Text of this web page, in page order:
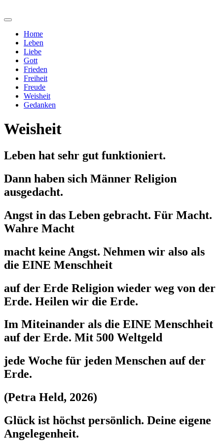
Home
Leben
Liebe
Gott
Frieden
Freiheit
Freude
Weisheit
Gedanken
Weisheit
Leben hat sehr gut funktioniert.
Dann haben sich Männer Religion
ausgedacht.
Angst in das Leben gebracht. Für Macht.
Wahre Macht
macht keine Angst. Nehmen wir also als
die EINE Menschheit
auf der Erde Religion wieder weg von der
Erde. Heilen wir die Erde.
Im Miteinander als die EINE Menschheit
auf der Erde. Mit 500 Weltgeld
jede Woche für jeden Menschen auf der
Erde.
(Petra Held, 2026)
Glück ist höchst persönlich. Deine eigene
Angelegenheit.